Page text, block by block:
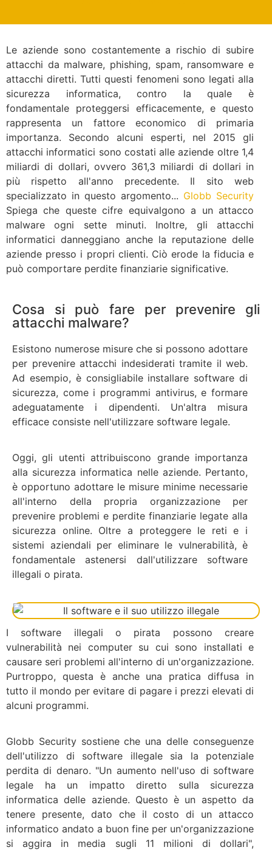
Le aziende sono costantemente a rischio di subire
attacchi da malware, phishing, spam, ransomware e
attacchi diretti. Tutti questi fenomeni sono legati alla
sicurezza informatica, contro la quale è
fondamentale proteggersi efficacemente, e questo
rappresenta un fattore economico di primaria
importanza. Secondo alcuni esperti, nel 2015 gli
attacchi informatici sono costati alle aziende oltre 1,4
miliardi di dollari, ovvero 361,3 miliardi di dollari in
più rispetto all'anno precedente. Il sito web
specializzato in questo argomento... Globb Security
Spiega che queste cifre equivalgono a un attacco
malware ogni sette minuti. Inoltre, gli attacchi
informatici danneggiano anche la reputazione delle
aziende presso i propri clienti. Ciò erode la fiducia e
può comportare perdite finanziarie significative.
Cosa si può fare per prevenire gli
attacchi malware?
Esistono numerose misure che si possono adottare
per prevenire attacchi indesiderati tramite il web.
Ad esempio, è consigliabile installare software di
sicurezza, come i programmi antivirus, e formare
adeguatamente i dipendenti. Un'altra misura
efficace consiste nell'utilizzare software legale.
Oggi, gli utenti attribuiscono grande importanza
alla sicurezza informatica nelle aziende. Pertanto,
è opportuno adottare le misure minime necessarie
all'interno della propria organizzazione per
prevenire problemi e perdite finanziarie legate alla
sicurezza online. Oltre a proteggere le reti e i
sistemi aziendali per eliminare le vulnerabilità, è
fondamentale astenersi dall'utilizzare software
illegali o pirata.
I software illegali o pirata possono creare
vulnerabilità nei computer su cui sono installati e
causare seri problemi all'interno di un'organizzazione.
Purtroppo, questa è anche una pratica diffusa in
tutto il mondo per evitare di pagare i prezzi elevati di
alcuni programmi.
Globb Security sostiene che una delle conseguenze
dell'utilizzo di software illegale sia la potenziale
perdita di denaro. "Un aumento nell'uso di software
legale ha un impatto diretto sulla sicurezza
informatica delle aziende. Questo è un aspetto da
tenere presente, dato che il costo di un attacco
informatico andato a buon fine per un'organizzazione
si aggira in media sugli 11 milioni di dollari",